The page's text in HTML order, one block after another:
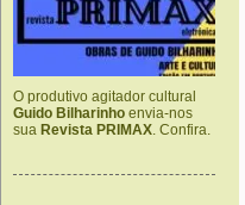
O produtivo agitador cultural
Guido Bilharinho envia-nos
sua Revista PRIMAX. Confira.